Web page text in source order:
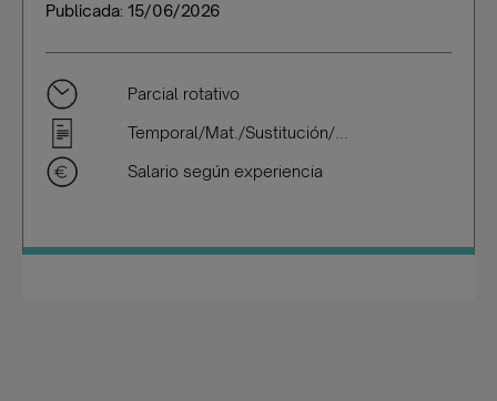
Publicada: 15/06/2026
Parcial rotativo
Temporal/Mat./Sustitución/...
Salario según experiencia